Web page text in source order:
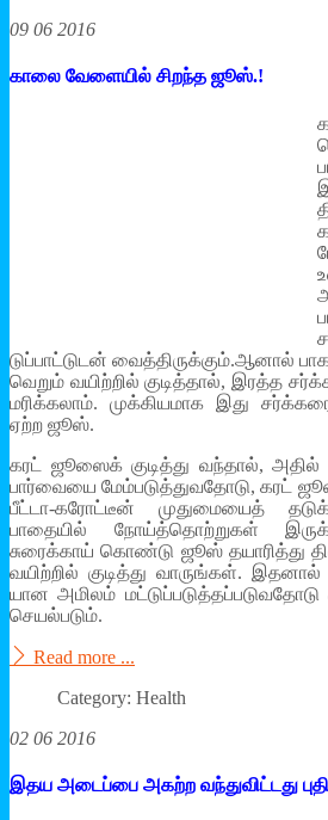
09 06 2016
காலை வேளையில் சிறந்த ஜூஸ்.!
டுப்­பாட்­டுடன் வைத்­தி­ருக்கும்.ஆனால்
வெறும் வயிற்றில் குடித்தால், இரத்த
ம­ரிக்­கலாம். முக்­கி­ய­மாக இது
ஏற்ற ஜூஸ்.
கரட் ஜூஸைக் குடித்து வந்தால்,
பார்­வையை மேம்­ப­டுத்­து­வ­தோடு, கரட்
பீட்­டா-­க­ரோட்டீன் முது­மையைத்
பாதையில் நோய்த்­தொற்­றுகள்
சுரைக்காய் கொண்டு ஜூஸ் தயா­ரித்து
வயிற்றில் குடித்து வாருங்கள்.
யான அமிலம் மட்­டுப்­ப­டுத்­தப்­ப­டு­வ­தோடு
செயல்­படும்.
Read more ...
Category: Health
02 06 2016
இதய அடைப்பை அகற்ற வந்துவிட்டது